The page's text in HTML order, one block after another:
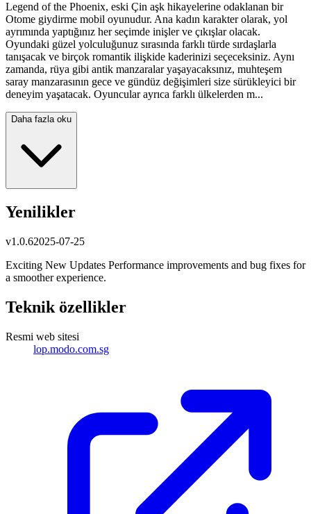
Legend of the Phoenix, eski Çin aşk hikayelerine odaklanan bir
Otome giydirme mobil oyunudur. Ana kadın karakter olarak, yol
ayrımında yaptığınız her seçimde inişler ve çıkışlar olacak.
Oyundaki güzel yolculuğunuz sırasında farklı türde sırdaşlarla
tanışacak ve birçok romantik ilişkide kaderinizi seçeceksiniz. Aynı
zamanda, rüya gibi antik manzaralar yaşayacaksınız, muhteşem
saray manzarasının gece ve gündüz değişimleri size sürükleyici bir
deneyim yaşatacak. Oyuncular ayrıca farklı ülkelerden m...
Daha fazla oku
Yenilikler
v1.0.62025-07-25
Exciting New Updates Performance improvements and bug fixes for
a smoother experience.
Teknik özellikler
Resmi web sitesi
lop.modo.com.sg